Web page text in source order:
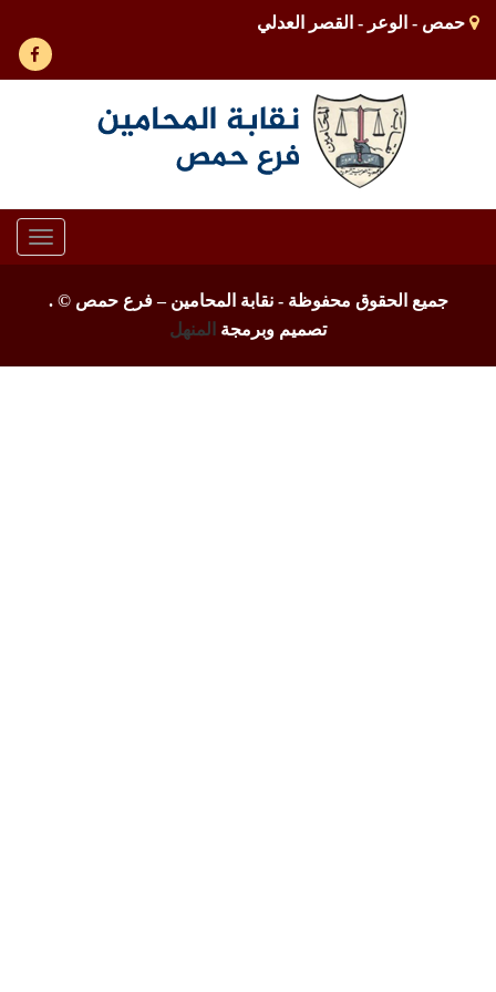
حمص - الوعر - القصر العدلي
جميع الحقوق محفوظة - نقابة المحامين – فرع حمص ©.
تصميم وبرمجة
المنهل